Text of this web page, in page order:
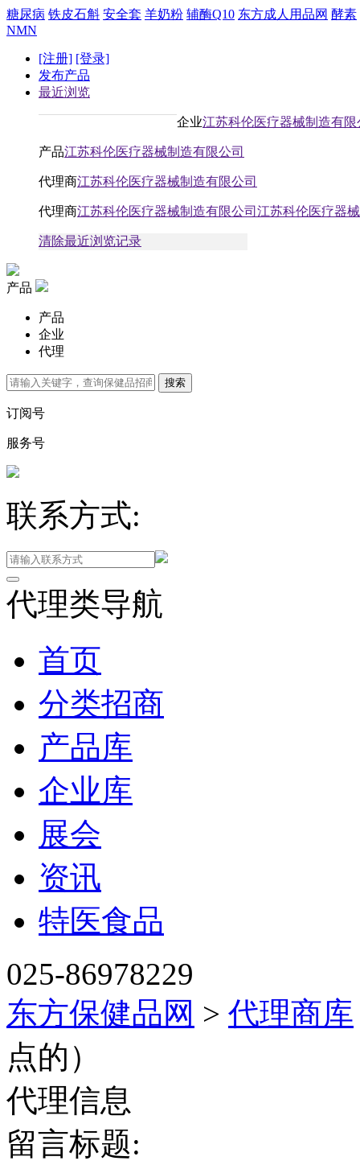
糖尿病 铁皮石斛 安全套 羊奶粉 辅酶Q10 东方成人用品网 酵素
NMN
[注册] [登录]
发布产品
最近浏览
企业江苏科伦医疗器械制造有限
产品江苏科伦医疗器械制造有限公司
代理商江苏科伦医疗器械制造有限公司
代理商江苏科伦医疗器械制造有限公司江苏科伦医疗器
清除最近浏览记录
产品
产品
企业
代理
订阅号
服务号
联系方式:
代理类导航
首页
分类招商
产品库
企业库
展会
资讯
特医食品
025-86978229
东方保健品网 > 代理商库
点的）
代理信息
留言标题: